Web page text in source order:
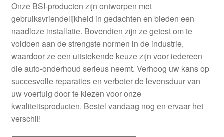
Wereldwijde verzending
Winkelwagen
Onze BSI-producten zijn ontworpen met
gebruiksvriendelijkheid in gedachten en bieden een
naadloze installatie. Bovendien zijn ze getest om te
voldoen aan de strengste normen in de industrie,
waardoor ze een uitstekende keuze zijn voor iedereen
die auto-onderhoud serieus neemt. Verhoog uw kans op
succesvolle reparaties en verbeter de levensduur van
uw voertuig door te kiezen voor onze
kwaliteitsproducten. Bestel vandaag nog en ervaar het
verschil!